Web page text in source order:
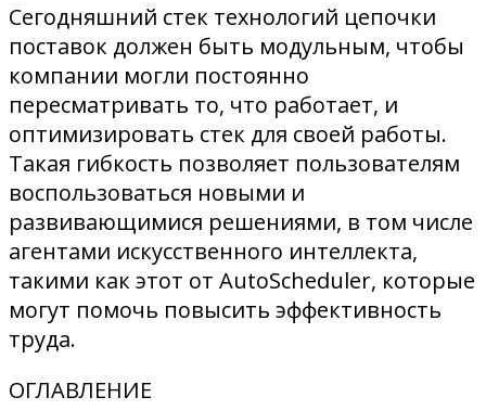
Сегодняшний стек технологий цепочки
поставок должен быть модульным, чтобы
компании могли постоянно
пересматривать то, что работает, и
оптимизировать стек для своей работы.
Такая гибкость позволяет пользователям
воспользоваться новыми и
развивающимися решениями, в том числе
агентами искусственного интеллекта,
такими как этот от AutoScheduler, которые
могут помочь повысить эффективность
труда.
ОГЛАВЛЕНИЕ